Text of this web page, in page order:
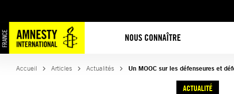
NOUS CONNAÎTRE
au
contenu
Accueil Articles Actualités Un MOOC sur les défenseures et
ACTUALITÉ